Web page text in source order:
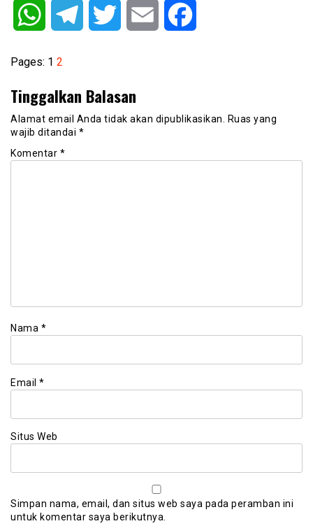
WhatsAppTelegram Twitter Email
Pages: 1 2
Tinggalkan Balasan
Alamat email Anda tidak akan dipublikasikan.
Ruas yang
wajib ditandai *
Komentar *
Nama *
Email *
Situs Web
Simpan nama, email, dan situs web saya pada peramban ini
untuk komentar saya berikutnya.